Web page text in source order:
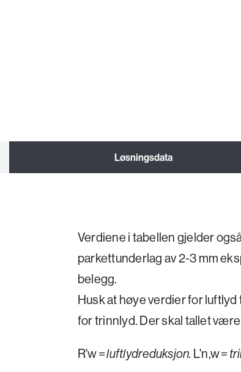
Løsningsdata
Verdiene i tabellen gjelder
parkettunderlag av 2-3 mm
belegg.
Husk at høye verdier for
for trinnlyd. Der skal tallet være
R'w =luftlydreduksjon. L'n,w =